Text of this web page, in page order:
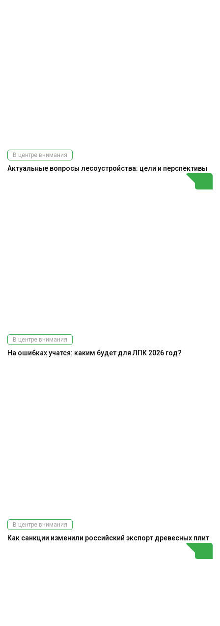
В центре внимания
Актуальные вопросы лесоустройства: цели и перспективы
В центре внимания
На ошибках учатся: каким будет для ЛПК 2026 год?
В центре внимания
Как санкции изменили российский экспорт древесных плит